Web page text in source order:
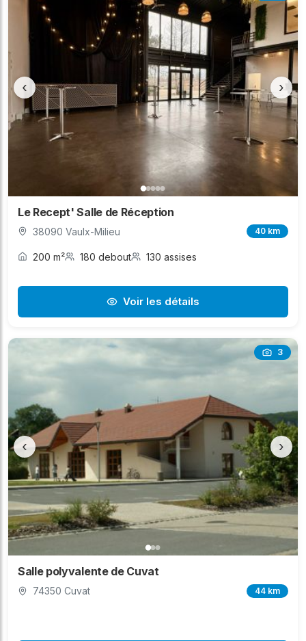
‹ ›
Le Recept' Salle de Réception
38090 Vaulx-Milieu 40 km
200 m² 180 debout 130 assises
Voir les détails
3
‹ ›
Salle polyvalente de Cuvat
74350 Cuvat 44 km